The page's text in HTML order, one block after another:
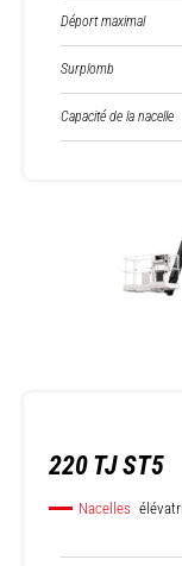
Déport maximal
Surplomb
Capacité de la nacelle
220 TJ ST5
Nacelles